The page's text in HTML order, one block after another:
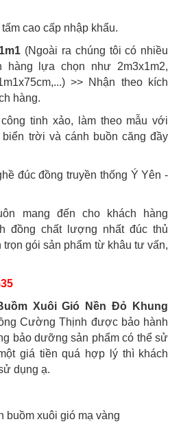
cao cấp nhập khẩu.
(Ngoài ra chúng tôi có nhiều
hàng lựa chọn như 2m3x1m2,
>> Nhận theo kích
hàng.
tinh xảo, làm theo mẫu với
trời và cánh buồn căng đầy
đúc đồng truyền thống Ý Yên -
mang đến cho khách hàng
đồng chất lượng nhất đúc thủ
gói sản phẩm từ khâu tư vấn,
Xuôi Gió Nền Đỏ Khung
Cường Thịnh được bảo hành
bảo dưỡng sản phẩm có thể sử
giá tiền quá hợp lý thì khách
dụng ạ.